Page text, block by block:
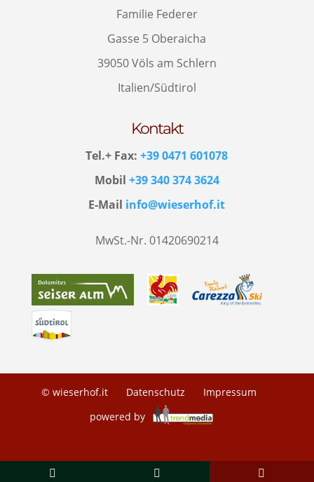
Familie Federer
Gasse 5 Oberaicha
39050 Völs am Schlern
Italien/Südtirol
Kontakt
Tel.+ Fax:+39 0471 601078
Mobil +39 340 374 3624
E-Mail info@wieserhof.it
MwSt.-Nr. 01420690214
© wieserhof.it Datenschutz
Impressum
powered by